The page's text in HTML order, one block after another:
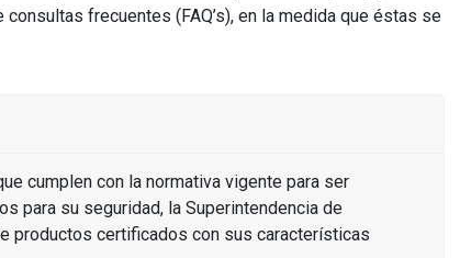
frecuentes (FAQ’s), en la medida que éstas se
cumplen con la normativa vigente para ser
para su seguridad, la Superintendencia de
productos certificados con sus características